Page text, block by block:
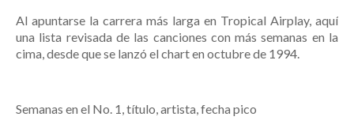
Al apuntarse la carrera más larga en Tropical Airplay, aquí
una lista revisada de las canciones con más semanas en la
cima, desde que se lanzó el chart en octubre de 1994.
Semanas en el No. 1, título, artista, fecha pico